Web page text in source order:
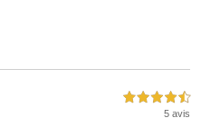
4,5 étoiles sur 5
5 avis